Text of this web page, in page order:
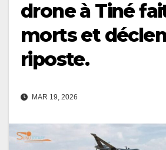
drone à Tiné
morts et
riposte.
MAR 19, 2026